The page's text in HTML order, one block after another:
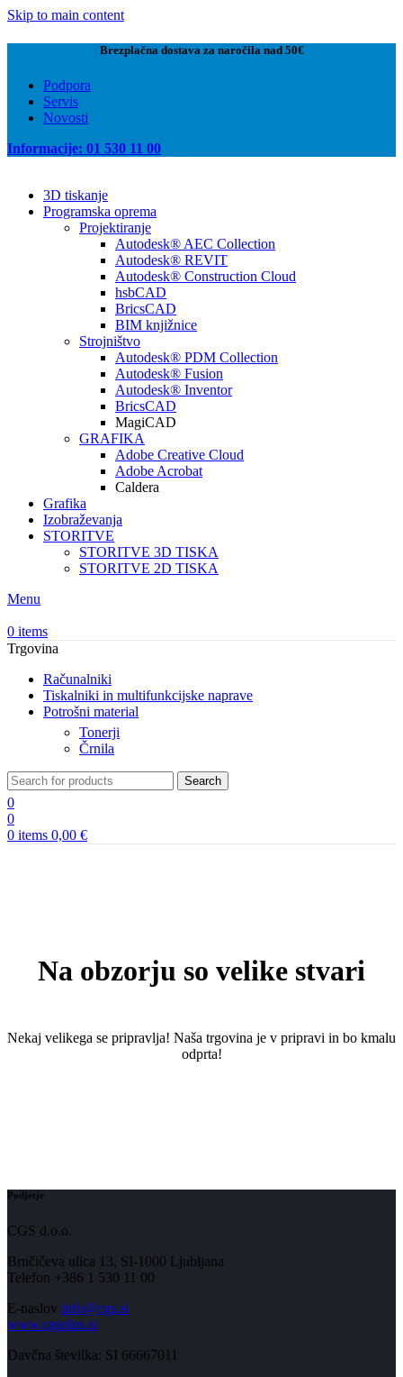
Skip to main content
Brezplačna dostava za naročila nad 50€
Podpora
Servis
Novosti
Informacije: 01 530 11 00
3D tiskanje
Programska oprema
Projektiranje
Autodesk® AEC Collection
Autodesk® REVIT
Autodesk® Construction Cloud
hsbCAD
BricsCAD
BIM knjižnice
Strojništvo
Autodesk® PDM Collection
Autodesk® Fusion
Autodesk® Inventor
BricsCAD
MagiCAD
GRAFIKA
Adobe Creative Cloud
Adobe Acrobat
Caldera
Grafika
Izobraževanja
STORITVE
STORITVE 3D TISKA
STORITVE 2D TISKA
Menu
0 items
Trgovina
Računalniki
Tiskalniki in multifunkcijske naprave
Potrošni material
Tonerji
Črnila
Search
0
0
0 items 0,00 €
Na obzorju so velike stvari
Nekaj ​​velikega se pripravlja! Naša trgovina je v pripravi in ​​bo kmalu
odprta!
Podjetje
CGS d.o.o.
Brnčičeva ulica 13, SI-1000 Ljubljana
Telefon +386 1 530 11 00
E-naslov info@cgs.si
www.cgsplus.si
Davčna številka: SI 66667011